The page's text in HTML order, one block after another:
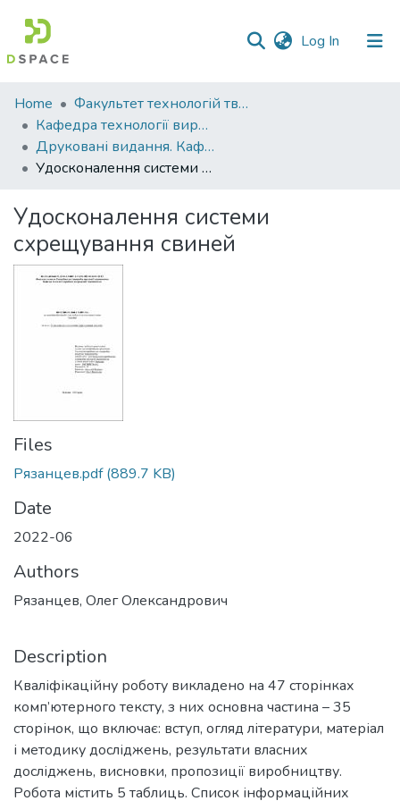
Log In (current)
Communities
&
Collections
All of DSpace
Statistics
Home
Факультет технологій тваринництва та продовольства
Кафедра технології виробництва продукції тваринництва
Друковані видання. Кафедра технології виробництва продукції тваринництва
Удосконалення системи схрещування свиней
Удосконалення системи
схрещування свиней
Files
Рязанцев.pdf(889.7 KB)
Date
2022-06
Authors
Рязанцев, Олег Олександрович
Description
Кваліфікаційну роботу викладено на 47 сторінках
комп’ютерного тексту, з них основна частина – 35
сторінок, що включає: вступ, огляд літератури, матеріал
і методику досліджень, результати власних
досліджень, висновки, пропозиції виробництву.
Робота містить 5 таблиць. Список інформаційних